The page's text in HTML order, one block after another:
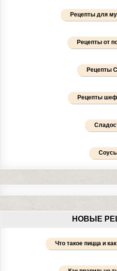
Рецепты для
Рецепты от
Рецепты
Рецепты
НОВЫЕ
Что такое пицца и